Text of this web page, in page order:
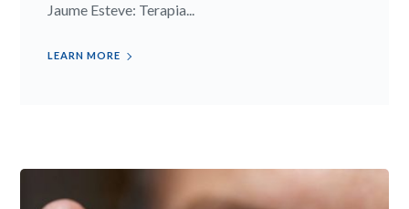
Jaume Esteve: Terapia...
LEARN MORE